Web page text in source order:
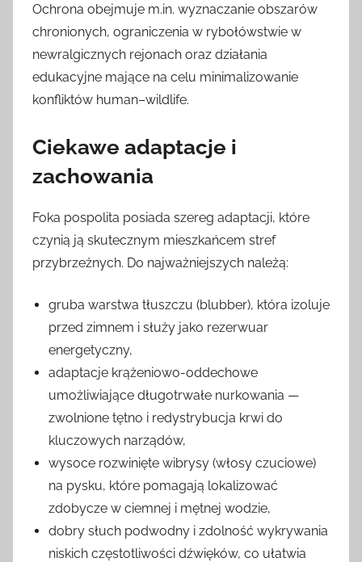
Ochrona obejmuje m.in. wyznaczanie obszarów
chronionych, ograniczenia w rybołówstwie w
newralgicznych rejonach oraz działania
edukacyjne mające na celu minimalizowanie
konfliktów human–wildlife.
Ciekawe adaptacje i
zachowania
Foka pospolita posiada szereg adaptacji, które
czynią ją skutecznym mieszkańcem stref
przybrzeżnych. Do najważniejszych należą:
gruba warstwa tłuszczu (blubber), która izoluje
przed zimnem i służy jako rezerwuar
energetyczny,
adaptacje krążeniowo-oddechowe
umożliwiające długotrwałe nurkowania —
zwolnione tętno i redystrybucja krwi do
kluczowych narządów,
wysoce rozwinięte wibrysy (włosy czuciowe)
na pysku, które pomagają lokalizować
zdobycze w ciemnej i mętnej wodzie,
dobry słuch podwodny i zdolność wykrywania
niskich częstotliwości dźwięków, co ułatwia